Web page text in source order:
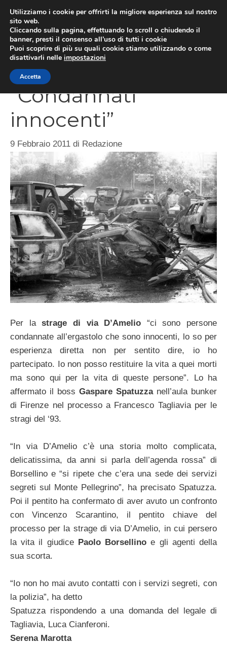
contenuto
Strage via D’Amelio:
“Condannati
innocenti”
9 Febbraio 2011 di Redazione
Per lastrage di via D’Amelio “ci sono persone
condannate all’ergastolo che sono innocenti, lo so per
esperienza diretta non per sentito dire, io ho
partecipato. Io non posso restituire la vita a quei morti
ma sono qui per la vita di queste persone”. Lo ha
affermato il boss Gaspare Spatuzza nell’aula bunker
di Firenze nel processo a Francesco Tagliavia per le
stragi del ‘93.
“In via D’Amelio c’è una storia molto complicata,
delicatissima, da anni si parla dell’agenda rossa” di
Borsellino e “si ripete che c’era una sede dei servizi
segreti sul Monte Pellegrino”, ha precisato Spatuzza.
Poi il pentito ha confermato di aver avuto un confronto
con Vincenzo Scarantino, il pentito chiave del
processo per la strage di via D’Amelio, in cui persero
la vita il giudice Paolo Borsellinoe gli agenti della
sua scorta.
“Io non ho mai avuto contatti con i servizi segreti, con
la polizia”, ha detto
Spatuzza rispondendo a una domanda del legale di
Tagliavia, Luca Cianferoni.
Serena Marotta
Utilizziamo i cookie per offrirti la migliore esperienza sul nostro
sito web.
Cliccando sulla pagina, effettuando lo scroll o chiudendo il
banner, presti il consenso all’uso di tutti i cookie
Puoi scoprire di più su quali cookie stiamo utilizzando o come
disattivarli nelle impostazioni
Accetta